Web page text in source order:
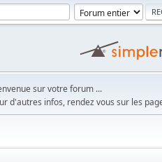
sur votre forum ...
d'autres infos, rendez vous sur les